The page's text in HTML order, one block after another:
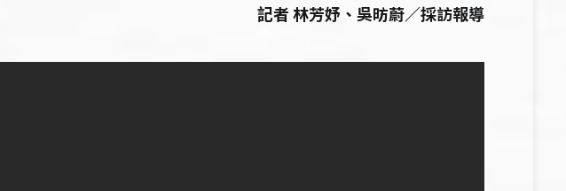
記者 林芳妤、吳昉蔚／採訪報導